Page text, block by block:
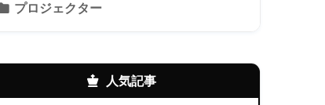
プロジェクター
人気記事